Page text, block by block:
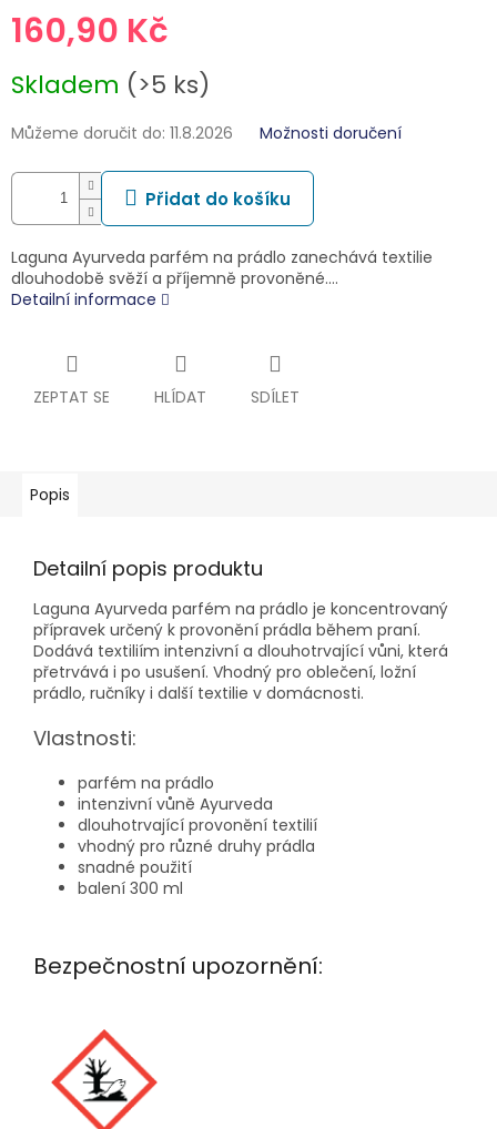
160,90 Kč
cena:
Skladem (>5 ks)
Můžeme doručit do: 11.8.2026 Možnosti doručení
Přidat do košíku
Laguna Ayurveda parfém na prádlo zanechává textilie
dlouhodobě svěží a příjemně provoněné.…
Detailní informace
ZEPTAT SE HLÍDAT SDÍLET
Popis
Detailní popis produktu
Laguna Ayurveda parfém na prádlo je koncentrovaný
přípravek určený k provonění prádla během praní.
Dodává textiliím intenzivní a dlouhotrvající vůni, která
přetrvává i po usušení. Vhodný pro oblečení, ložní
prádlo, ručníky i další textilie v domácnosti.
Vlastnosti:
parfém na prádlo
intenzivní vůně Ayurveda
dlouhotrvající provonění textilií
vhodný pro různé druhy prádla
snadné použití
balení 300 ml
Bezpečnostní upozornění: